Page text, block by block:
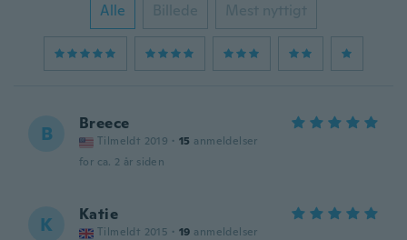
Alle Billede Mest nyttigt
B Breece
Tilmeldt 2019 · 15 anmeldelser
for ca. 2 år siden
K Katie
Tilmeldt 2015 · 19 anmeldelser